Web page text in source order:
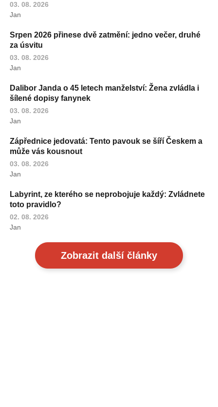
03. 08. 2026
Jan
Srpen 2026 přinese dvě zatmění: jedno večer, druhé
za úsvitu
03. 08. 2026
Jan
Dalibor Janda o 45 letech manželství: Žena zvládla i
šílené dopisy fanynek
03. 08. 2026
Jan
Zápřednice jedovatá: Tento pavouk se šíří Českem a
může vás kousnout
03. 08. 2026
Jan
Labyrint, ze kterého se neprobojuje každý: Zvládnete
toto pravidlo?
02. 08. 2026
Jan
Zobrazit další články